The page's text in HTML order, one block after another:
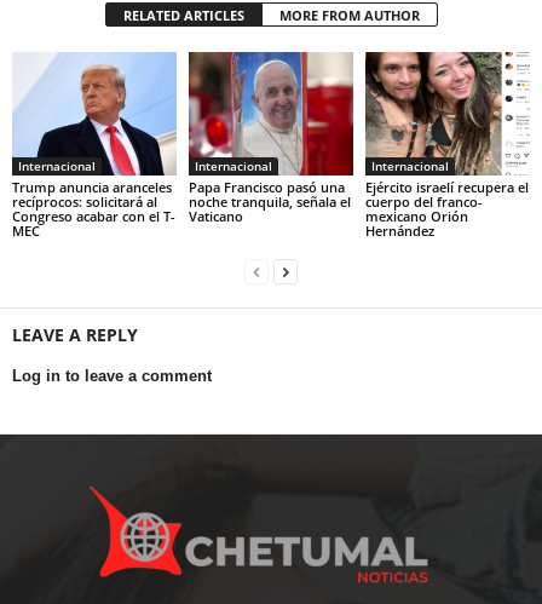
RELATED ARTICLES MORE FROM AUTHOR
Internacional
Trump anuncia aranceles
recíprocos: solicitará al
Congreso acabar con el T-
MEC
Internacional
Papa Francisco pasó una
noche tranquila, señala el
Vaticano
Internacional
Ejército israelí recupera el
cuerpo del franco-
mexicano Orión
Hernández
LEAVE A REPLY
Log in to leave a comment